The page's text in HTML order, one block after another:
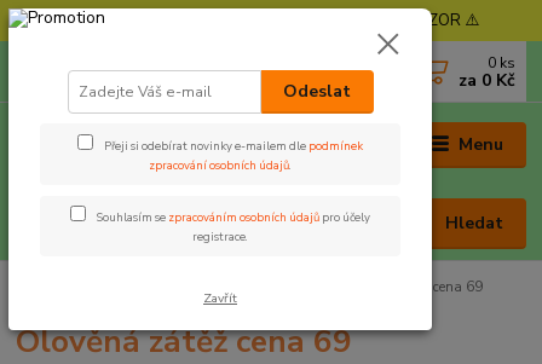
⚠️ POZOR - Objednávky expedujeme od 11. 8. - POZOR ⚠️
Menu
Hledat
0 ks
za 0 Kč
Olověná zátěž cena 69
Olověná zátěž cena 69
Odeslat
Přeji si odebírat novinky e-mailem dle podmínek
zpracování osobních údajů.
Souhlasím se zpracováním osobních údajů pro účely
registrace.
Zavřít